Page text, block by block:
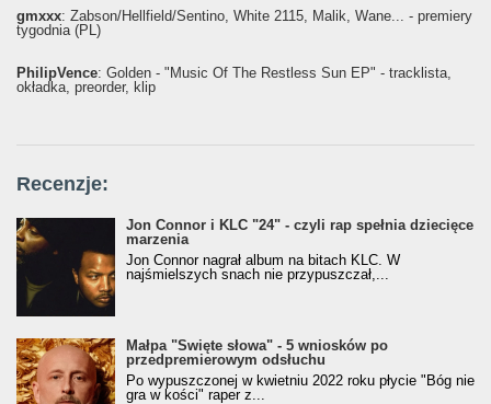
gmxxx: Żabson/Hellfield/Sentino, White 2115, Malik, Wane... - premiery
tygodnia (PL)
PhilipVence: Golden - "Music Of The Restless Sun EP" - tracklista,
okładka, preorder, klip
Recenzje:
Jon Connor i KLC "24" - czyli rap spełnia dziecięce
marzenia
Jon Connor nagrał album na bitach KLC. W
najśmielszych snach nie przypuszczał,...
Małpa "Święte słowa" - 5 wniosków po
przedpremierowym odsłuchu
Po wypuszczonej w kwietniu 2022 roku płycie "Bóg nie
gra w kości" raper z...